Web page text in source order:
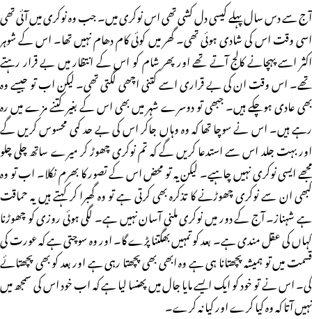
آج سے دس سال پہلے کیسی دل کشی تھی اس نوکری میں۔ جب وہ نوکری میں آئی تھی
اسی وقت اس کی شادی ہوئی تھی۔ گھر میں کوئی کام دھام نہیں تھا۔ اس کے شوہر
اکثر اسے پہچانے کالج آتے تھے اور پھر شام کو اس کے انتظار میں بے قرار رہتے
تھے۔ اس وقت ان کی بے قراری اسے کتنی اچھی لگتی تھی۔ لیکن اب تو جیسے وہ
بھی عادی ہوچکے ہیں۔ جبھی تو دوسرے شہر میں بھی اس کے بغیر کتنے مزے میں رہ
رہے ہیں۔ اس نے سوچا تھا کہ وہ وہاں جاکر اس کی بے حد کمی محسوس کریں گے
اور بہت جلد اس سے استدعا کریں گے کہ تم نوکری چھوڑ کر میرے ساتھ چلی چلو
مجھے ایسی نوکری نہیں چاہیے۔ لیکن یہ تو محض اس کے تصور کا بھرم نکلا۔ اب تو وہ
کبھی ان سے نوکری چھوڑنے کا تذکرہ بھی کرتی ہے تو وہ گھبرا کر کہتے ہیں یہ حماقت
ہے شہناز۔ آج کے دور میں نوکری ملنی آسان نہیں ہے۔ لگی ہوئی روزی کو چھوڑنا
کہاں کی عقل مندی ہے۔ بعد کو تمہیں بھگتنا پڑے گا۔ اور وہ سوچتی ہے کہ عورت کی
قسمت میں تو ہمیشہ پچھتانا ہی ہے وہ ابھی بھی پچھتا رہی ہے اور بعد کو بھی پچھتائے
گی۔ اس نے تو خود کو ایک ایسے مایا جال میں پھنسا لیا ہے کہ اب خود اس کی سمجھ میں
نہیں آتا کہ وہ کیا کرے اور کیا نہ کرے۔